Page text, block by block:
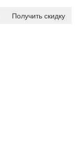
Получить скидку